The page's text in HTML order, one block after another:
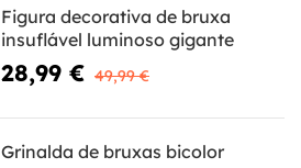
Figura decorativa de bruxa
insuflável luminoso gigante
28,99 € 49,99 €
Grinalda de bruxas bicolor